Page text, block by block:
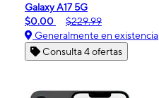
Galaxy A17 5G
$0.00
$229.99
Generalmente en existencia
Consulta 4 ofertas